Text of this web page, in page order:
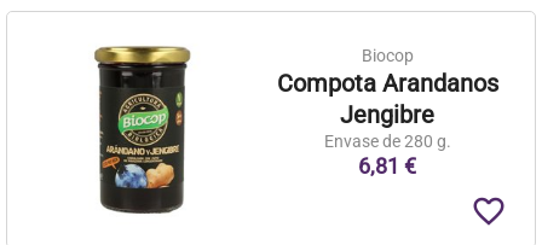
Biocop
Compota Arandanos
Jengibre
Envase de 280 g.
6,81 €
favorite_border